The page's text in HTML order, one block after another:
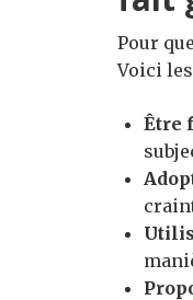
Pour
Voici
Être